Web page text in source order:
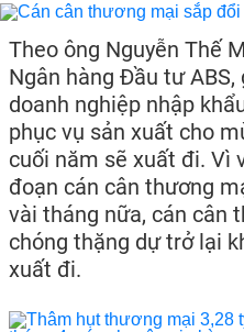
Theo ông Nguyễn Thế
Ngân hàng Đầu tư
doanh nghiệp nhập
phục vụ sản xuất cho
cuối năm sẽ xuất đi. Vì
đoạn cán cân thương
vài tháng nữa, cán cân
chóng thặng dự trở lại
xuất đi.